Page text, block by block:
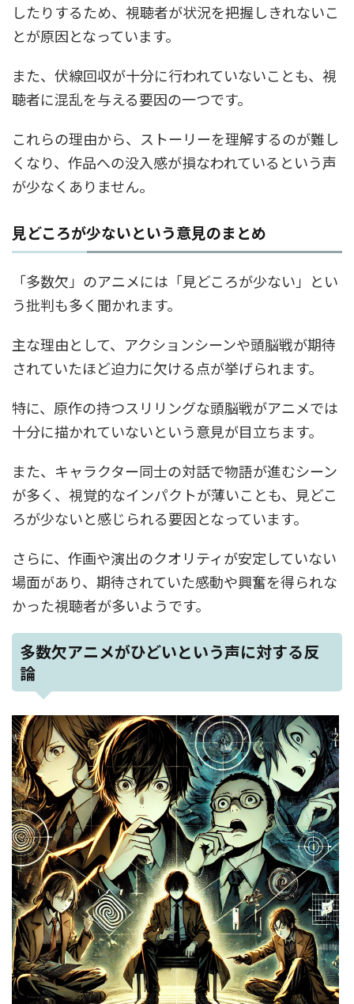
したりするため、視聴者が状況を把握しきれないこ
とが原因となっています。
また、伏線回収が十分に行われていないことも、視
聴者に混乱を与える要因の一つです。
これらの理由から、ストーリーを理解するのが難し
くなり、作品への没入感が損なわれているという声
が少なくありません。
見どころが少ないという意見のまとめ
「多数欠」のアニメには「見どころが少ない」とい
う批判も多く聞かれます。
主な理由として、アクションシーンや頭脳戦が期待
されていたほど迫力に欠ける点が挙げられます。
特に、原作の持つスリリングな頭脳戦がアニメでは
十分に描かれていないという意見が目立ちます。
また、キャラクター同士の対話で物語が進むシーン
が多く、視覚的なインパクトが薄いことも、見どこ
ろが少ないと感じられる要因となっています。
さらに、作画や演出のクオリティが安定していない
場面があり、期待されていた感動や興奮を得られな
かった視聴者が多いようです。
多数欠アニメがひどいという声に対する反
論